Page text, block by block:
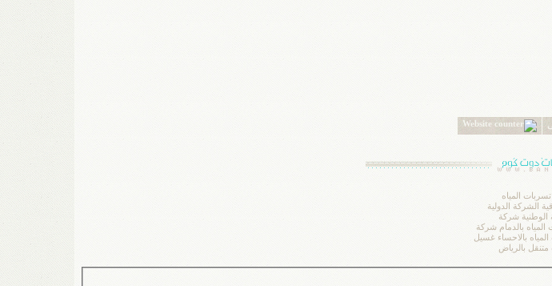
المياه
الشركة الدولية
الوطنية شركة
بالدمام شركة
بالاحساء غسيل
بالرياض